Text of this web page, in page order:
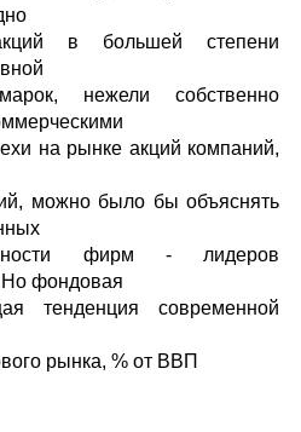
в большей степени
нежели собственно
на рынке акций компаний,
можно было бы объяснять
фирм - лидеров
Но фондовая
тенденция современной
рынка, % от ВВП